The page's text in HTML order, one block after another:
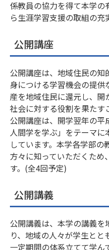
係教員の協力を得て本学
ら生涯学習支援の取組の充
公開講座
公開講座は、地域住民の
身につける学習機会の提
産を地域住民に還元し、
社会に対する役割を果たす
公開講座は、開学翌年の
人間学を学ぶ」をテーマ
しています。本学各学部
方々に知っていただくため
す。(全4回予定)
公開講義
公開講義は、本学の講義
り、地域の人々が学生と
一定期間の体系立てて学ん